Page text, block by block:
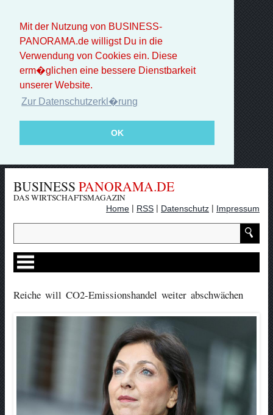
Mit der Nutzung von BUSINESS-
PANORAMA.de willigst Du in die
Verwendung von Cookies ein. Diese
erm�glichen eine bessere Dienstbarkeit
unserer Website.
Zur Datenschutzerkl�rung
OK
BUSINESS PANORAMA.DE
DAS WIRTSCHAFTSMAGAZIN
Home | RSS | Datenschutz | Impressum
Reiche will CO2-Emissionshandel weiter abschwächen